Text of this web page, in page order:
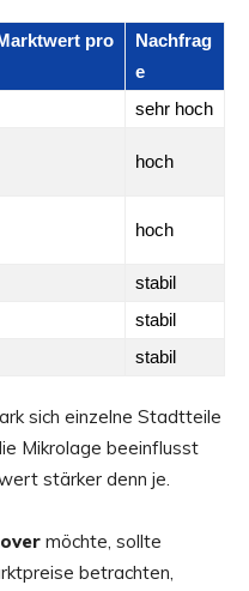
pro
Nachfrag
e
sehr hoch
hoch
hoch
stabil
stabil
stabil
sich einzelne Stadtteile
Mikrolage beeinflusst
stärker denn je.
möchte, sollte
betrachten,